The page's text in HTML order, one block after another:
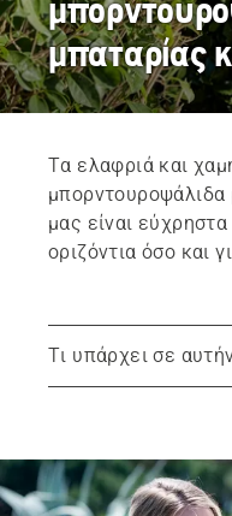
μπαταρίας
Τα ελαφριά και
μπορντουροψάλιδα
μας είναι
οριζόντια όσο και
Τι υπάρχει σε
Συνιστώμενα
Εξαρτήματα και